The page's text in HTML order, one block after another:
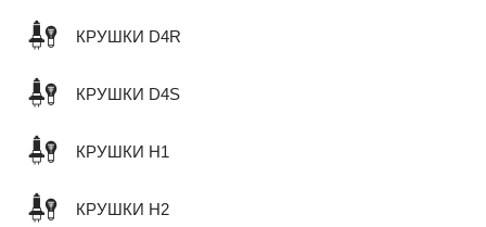
КРУШКИ D4R
КРУШКИ D4S
КРУШКИ H1
КРУШКИ H2